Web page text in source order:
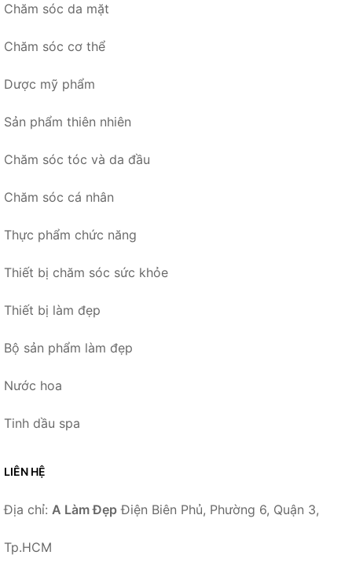
Chăm sóc da mặt
Chăm sóc cơ thể
Dược mỹ phẩm
Sản phẩm thiên nhiên
Chăm sóc tóc và da đầu
Chăm sóc cá nhân
Thực phẩm chức năng
Thiết bị chăm sóc sức khỏe
Thiết bị làm đẹp
Bộ sản phẩm làm đẹp
Nước hoa
Tinh dầu spa
LIÊN HỆ
Địa chỉ: A Làm Đẹp Điện Biên Phủ, Phường 6, Quận 3,
Tp.HCM